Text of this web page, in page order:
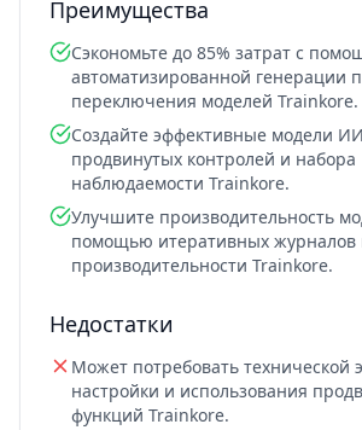
Преимущества
Сэкономьте до 85% затрат с
автоматизированной генерации
переключения моделей Trainkore.
Создайте эффективные модели
продвинутых контролей и набора
наблюдаемости Trainkore.
Улучшите производительность
помощью итеративных журналов
производительности Trainkore.
Недостатки
Может потребовать технической
настройки и использования
функций Trainkore.